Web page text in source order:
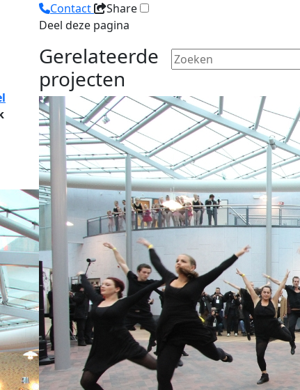
Contact
Share
Deel deze pagina
Gerelateerde
projecten